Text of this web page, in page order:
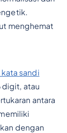
menghemat
sandi
atau
antara
dengan